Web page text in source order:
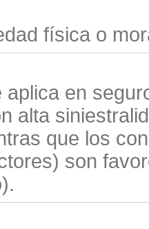
física o
aplica en
alta
que los
son